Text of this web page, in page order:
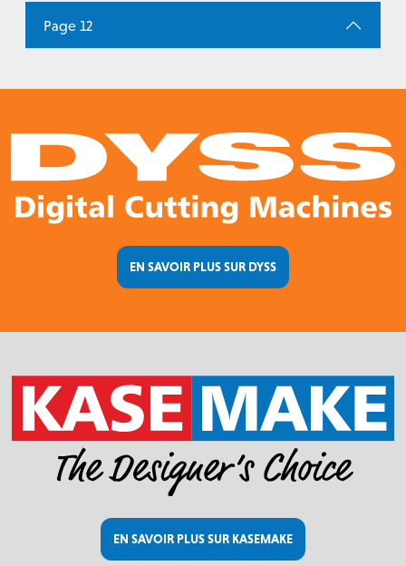
Page 12
EN SAVOIR PLUS SUR DYSS
EN SAVOIR PLUS SUR KASEMAKE